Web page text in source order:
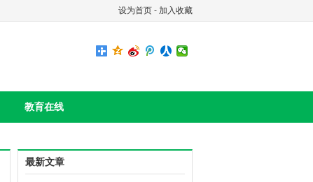
设为首页 - 加入收藏
教育在线
最新文章